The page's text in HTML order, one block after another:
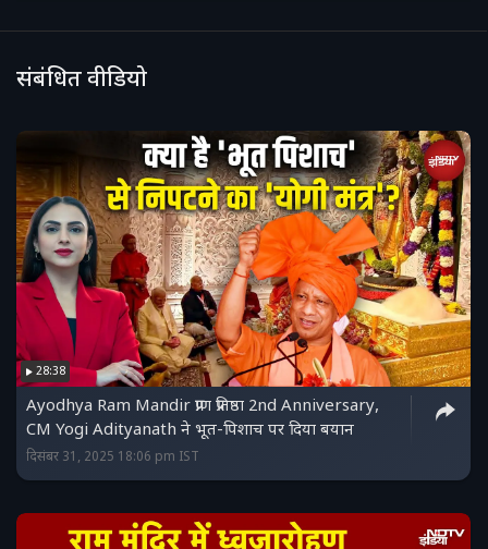
संबंधित वीडियो
28:38
Ayodhya Ram Mandir प्राण प्रतिष्ठा 2nd Anniversary,
CM Yogi Adityanath ने भूत-पिशाच पर दिया बयान
दिसंबर 31, 2025 18:06 pm IST